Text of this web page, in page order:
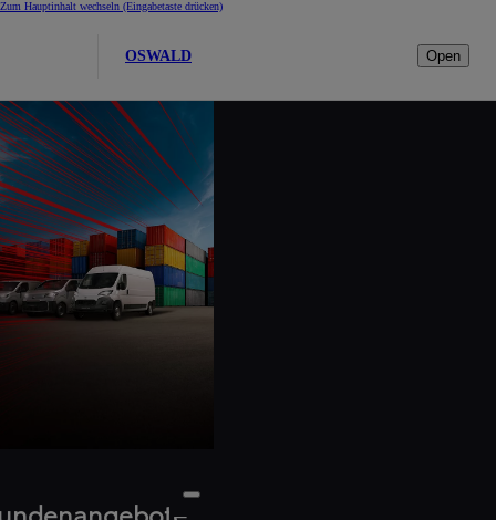
Zum Hauptinhalt wechseln (Eingabetaste drücken)
OSWALD Open